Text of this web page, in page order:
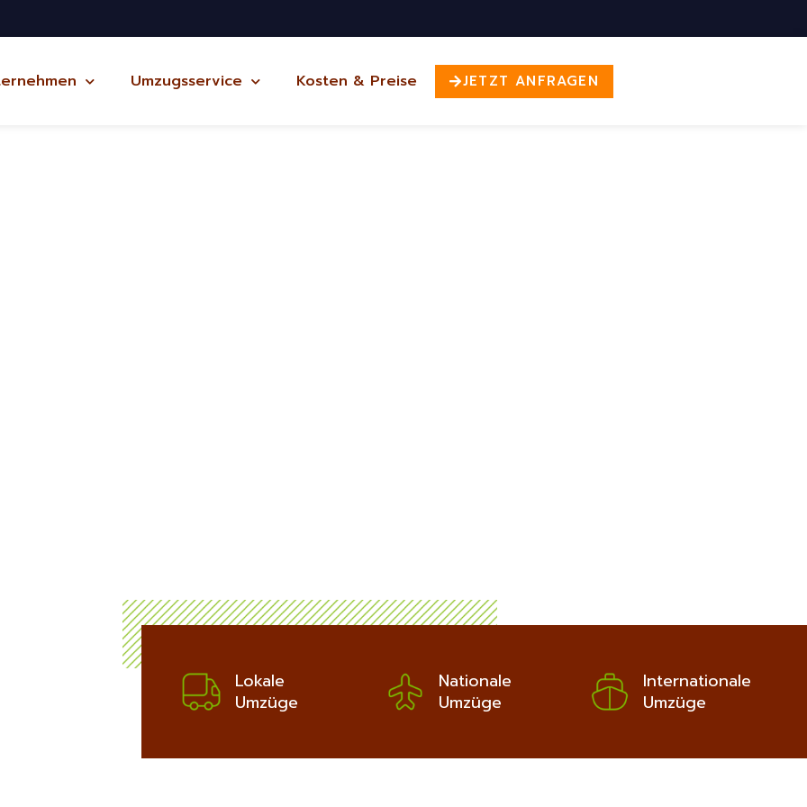
Umzugsservice Kosten & Preise JETZT ANFRAGEN
Lokale
Umzüge
Nationale
Umzüge
Internationale
Umzüge